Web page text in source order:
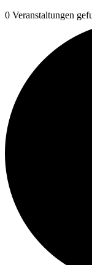
0 Veranstaltungen